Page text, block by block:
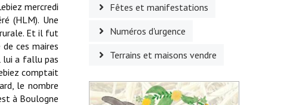
mercredi
(HLM). Une
Et il fut
ces maires
lui a fallu pas
comptait
le nombre
à Boulogne
Fêtes et manifestations
Numéros d'urgence
Terrains et maisons vendre